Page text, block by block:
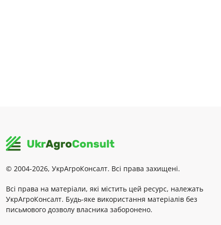
© 2004-2026, УкрАгроКонсалт. Всі права захищені.
Всі права на матеріали, які містить цей ресурс, належать
УкрАгроКонсалт. Будь-яке використання матеріалів без
письмового дозволу власника заборонено.